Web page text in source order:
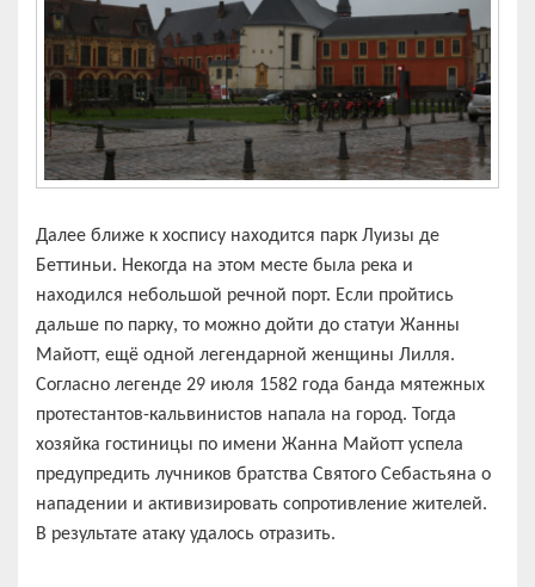
Далее ближе к хоспису находится парк Луизы де
Беттиньи. Некогда на этом месте была река и
находился небольшой речной порт. Если пройтись
дальше по парку, то можно дойти до статуи Жанны
Майотт, ещё одной легендарной женщины Лилля.
Согласно легенде 29 июля 1582 года банда мятежных
протестантов-кальвинистов напала на город. Тогда
хозяйка гостиницы по имени Жанна Майотт успела
предупредить лучников братства Святого Себастьяна о
нападении и активизировать сопротивление жителей.
В результате атаку удалось отразить.